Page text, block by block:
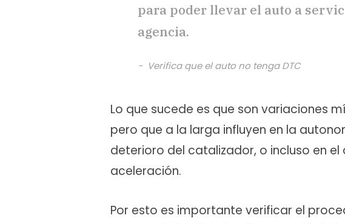
para poder llevar el auto a
agencia.
Verifica que el auto no tenga DTC
Lo que sucede es que son variaciones
pero que a la larga influyen en la
deterioro del catalizador, o incluso en
aceleración.
Por esto es importante verificar el